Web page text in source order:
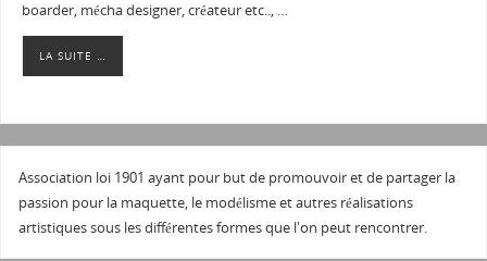
boarder, mécha designer, créateur etc.., …
LA SUITE …
Association loi 1901 ayant pour but de promouvoir et de partager la
passion pour la maquette, le modélisme et autres réalisations
artistiques sous les différentes formes que l'on peut rencontrer.